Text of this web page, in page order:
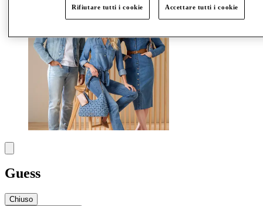
Guess
Chiuso
Rifiutare tutti i cookie Accettare tutti i cookie